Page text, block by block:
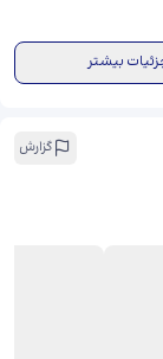
بیشتر
گزارش